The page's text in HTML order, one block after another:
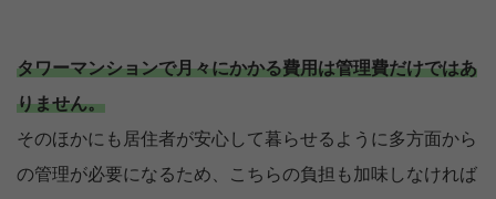
タワーマンションで月々にかかる費用は管理費だけではあ
りません。
そのほかにも居住者が安心して暮らせるように多方面から
の管理が必要になるため、こちらの負担も加味しなければ